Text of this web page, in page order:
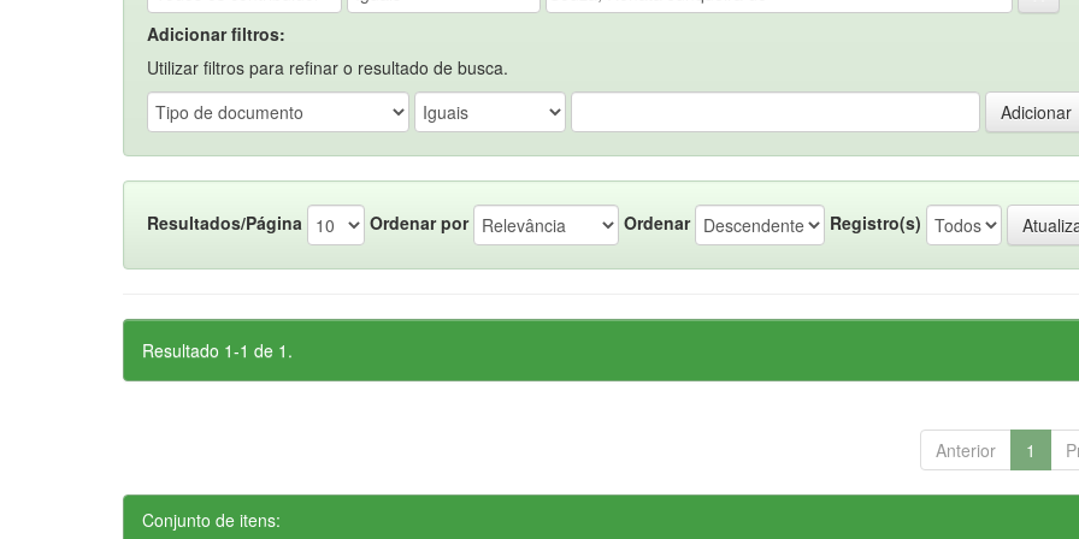
Adicionar filtros:
Utilizar filtros para refinar o resultado de busca.
Resultados/Página Ordenar por Ordenar Registro(s)
Resultado 1-1 de 1.
Anterior 1
Conjunto de itens: